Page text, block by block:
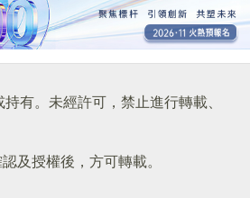
有。未經許可，禁止進行轉載、
及授權後，方可轉載。